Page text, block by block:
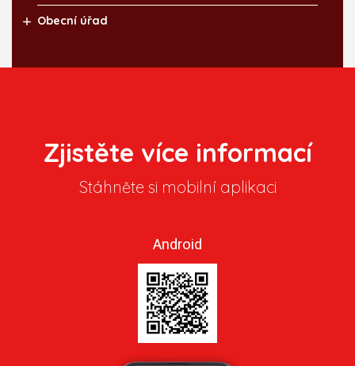
Obecní úřad
Zjistěte více informací
Stáhněte si mobilní aplikaci
Android